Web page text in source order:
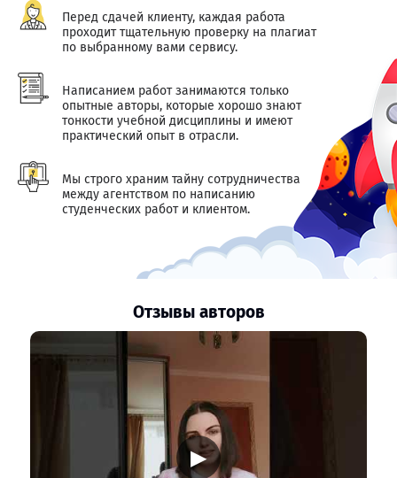
Перед сдачей клиенту, каждая работа
проходит тщательную проверку на плагиат
по выбранному вами сервису.
Написанием работ занимаются только
опытные авторы, которые хорошо знают
тонкости учебной дисциплины и имеют
практический опыт в отрасли.
Мы строго храним тайну сотрудничества
между агентством по написанию
студенческих работ и клиентом.
Отзывы авторов
▶